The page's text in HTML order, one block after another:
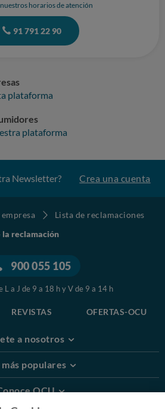
horarios de atención
91 791 22 90
plataforma
plataforma
Newsletter? Crea una cuenta
Lista de reclamaciones
la reclamación
900 055 105
L a J de 9 a 18 h y V de 9 a 14 h
REVISTAS OFERTAS-OCU
a nosotros
más populares
OCU